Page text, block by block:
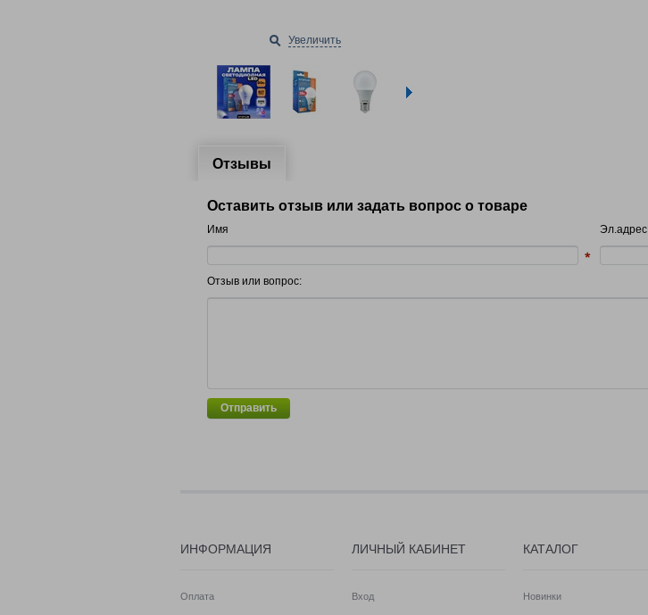
Увеличить
Отзывы
Оставить отзыв или задать вопрос о товаре
Имя Эл.адрес
Отзыв или вопрос:
Отправить
ИНФОРМАЦИЯ
Оплата
ЛИЧНЫЙ КАБИНЕТ
Вход
КАТАЛОГ
Новинки